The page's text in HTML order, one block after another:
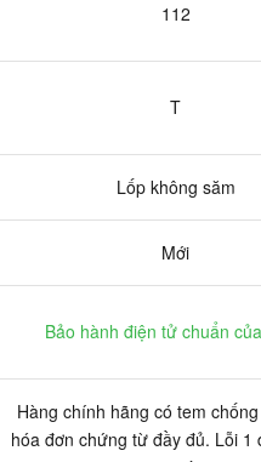
112
T
Lốp không săm
Mới
Bảo hành điện tử chuẩn
Hàng chính hãng có tem
hóa đơn chứng từ đầy đủ. Lỗi 1